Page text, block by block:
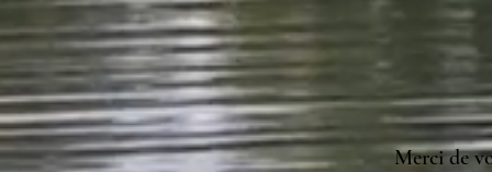
Merci de